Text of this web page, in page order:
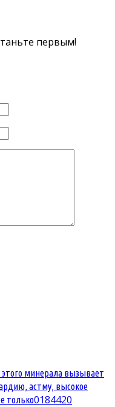
первым!
минерала вызывает
астму, высокое
только0184420